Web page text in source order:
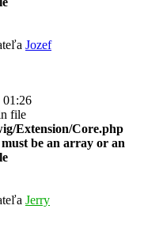
Jozef
01:26
file
Extension/Core.php
be an array or an
Jerry